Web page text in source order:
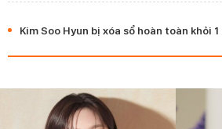
Kim Soo Hyun bị xóa sổ hoàn toàn khỏi